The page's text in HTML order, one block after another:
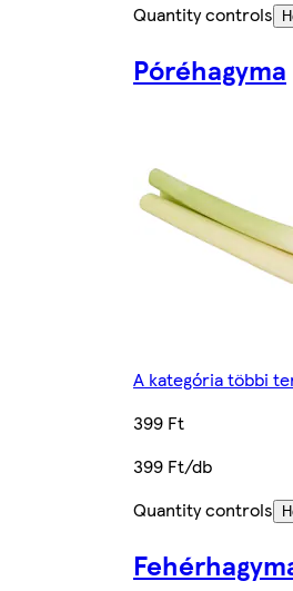
Quantity controls
Póréhagyma
A kategória többi
399 Ft
399 Ft/db
Quantity controls